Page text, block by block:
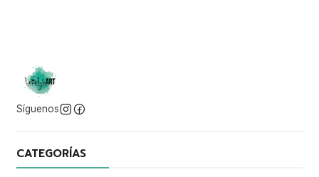
Síguenos
CATEGORÍAS